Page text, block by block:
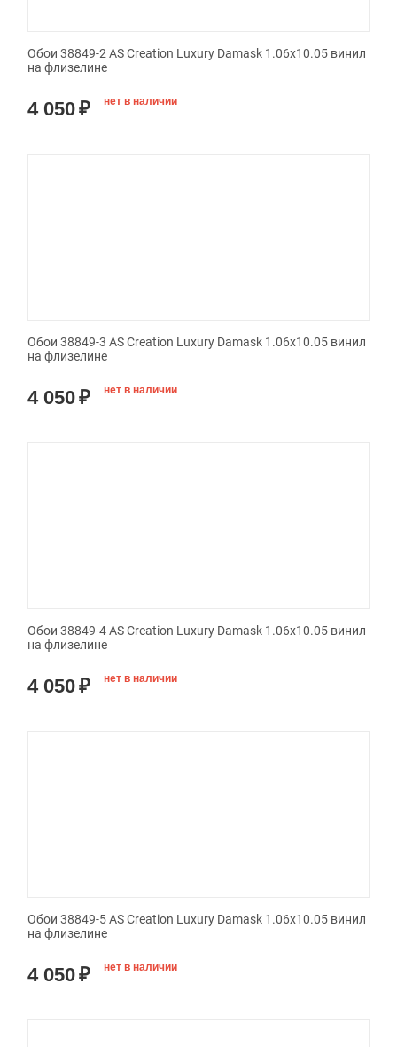
Обои 38849-2 AS Creation Luxury Damask 1.06x10.05 винил
на флизелине
4 050₽ нет в наличии
Обои 38849-3 AS Creation Luxury Damask 1.06x10.05 винил
на флизелине
4 050₽ нет в наличии
Обои 38849-4 AS Creation Luxury Damask 1.06x10.05 винил
на флизелине
4 050₽ нет в наличии
Обои 38849-5 AS Creation Luxury Damask 1.06x10.05 винил
на флизелине
4 050₽ нет в наличии